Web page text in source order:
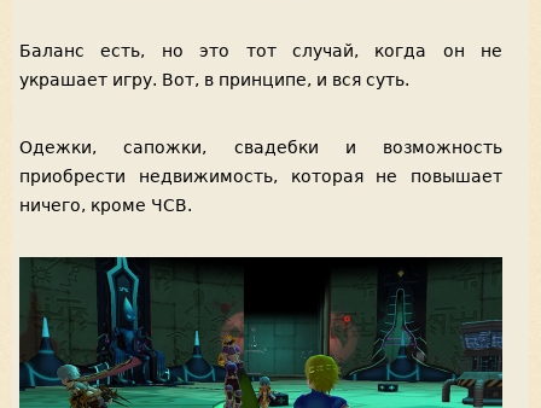
Баланс есть, но это тот случай, когда он не
украшает игру. Вот, в принципе, и вся суть.
Одежки, сапожки, свадебки и возможность
приобрести недвижимость, которая не повышает
ничего, кроме ЧСВ.